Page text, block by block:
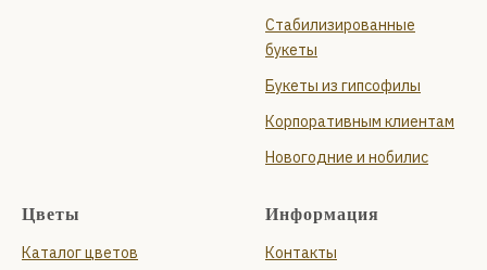
Стабилизированные
букеты
Букеты из гипсофилы
Корпоративным клиентам
Новогодние и нобилис
Цветы
Каталог цветов
Информация
Контакты